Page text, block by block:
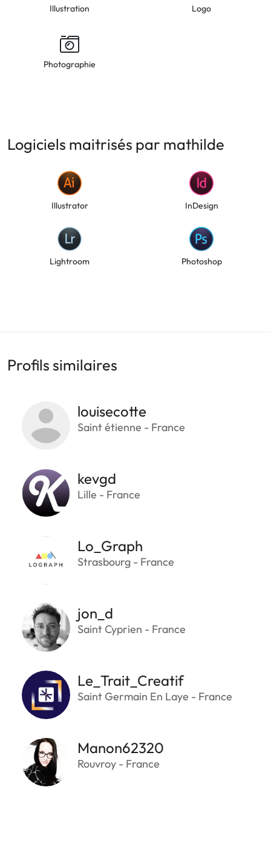
Illustration Logo
Photographie
Logiciels maitrisés par mathilde
Illustrator InDesign
Lightroom Photoshop
Profils similaires
louisecotte
Saint étienne - France
kevgd
Lille - France
Lo_Graph
Strasbourg - France
jon_d
Saint Cyprien - France
Le_Trait_Creatif
Saint Germain En Laye - France
Manon62320
Rouvroy - France